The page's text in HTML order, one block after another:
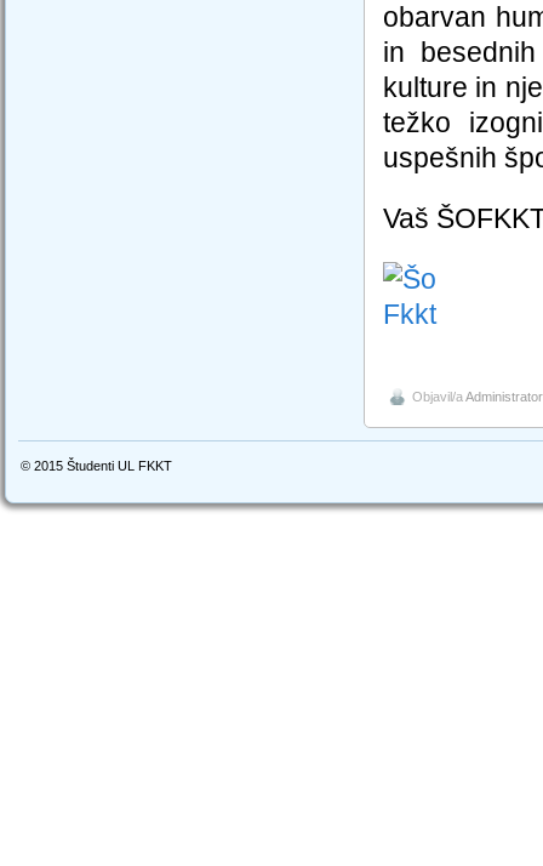
obarvan
in
kulture in
težko
uspešnih
Vaš
Objavil/aAdministrator
© 2015 Študenti UL FKKT